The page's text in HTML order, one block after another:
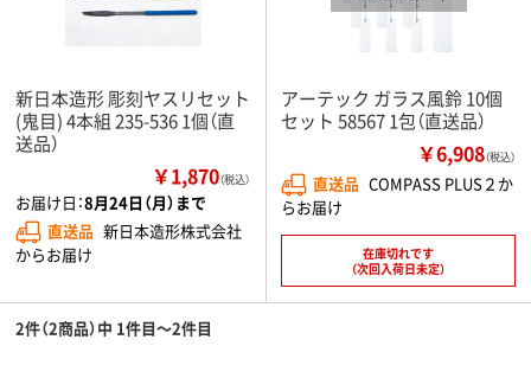
新日本造形 彫刻ヤスリセット
(鬼目) 4本組 235-536 1個（直
送品）
￥1,870（税込）
お届け日：8月24日（月）まで
直送品 新日本造形株式会社
からお届け
アーテック ガラス風鈴 10個
セット 58567 1包（直送品）
￥6,908（税込）
直送品 COMPASS PLUS２か
らお届け
在庫切れです
（次回入荷日未定）
2件（2商品）中 1件目～2件目